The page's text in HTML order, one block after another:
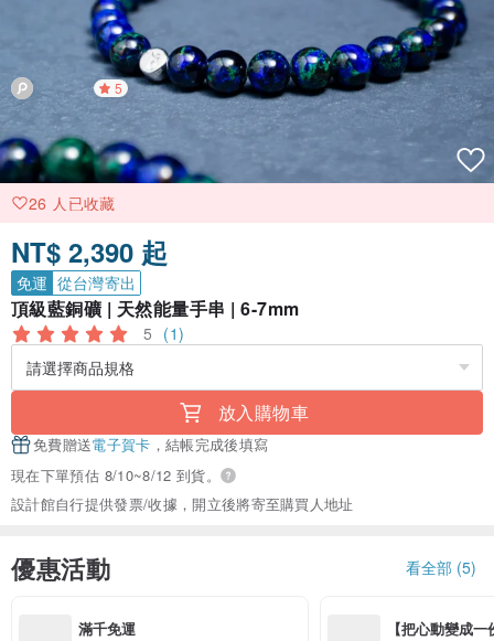
5
26 人已收藏
NT$ 2,390 起
免運 從台灣寄出
頂級藍銅礦 | 天然能量手串 | 6-7mm
5 (1)
放入購物車
免費贈送電子賀卡 ，結帳完成後填寫
現在下單預估 8/10~8/12 到貨。
設計館自行提供發票/收據，開立後將寄至購買人地址
優惠活動 看全部 (5)
滿千免運
【把心動變成